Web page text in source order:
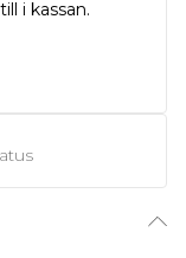
i kassan.